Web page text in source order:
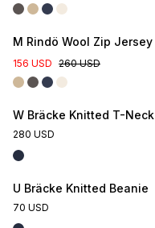
M Rindö Wool Zip Jersey
156 USD 260 USD
W Bräcke Knitted T-Neck
280 USD
U Bräcke Knitted Beanie
70 USD